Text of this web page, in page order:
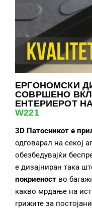
ЕРГОНОМСКИ
СОВРШЕНО
ЕНТЕРИЕРОТ НА
W221
3D Патосникот е
одговарал на секој
обезбедувајќи
е дизајниран така
покриеност во
какво мрдање на
грижите за